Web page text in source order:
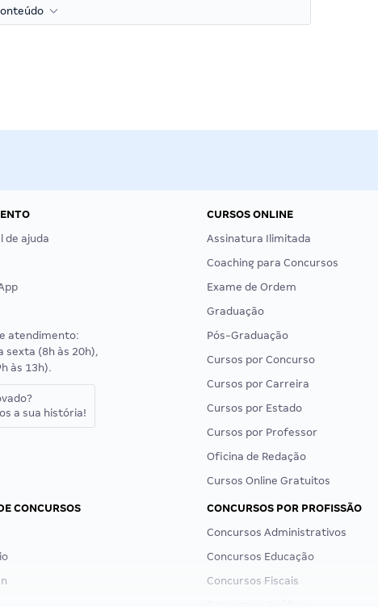
de ajuda
atendimento:
sexta (8h às 20h),
às 13h).
a sua história!
CURSOS ONLINE
Assinatura Ilimitada
Coaching para Concursos
Exame de Ordem
Graduação
Pós-Graduação
Cursos por Concurso
Cursos por Carreira
Cursos por Estado
Cursos por Professor
Oficina de Redação
Cursos Online Gratuitos
CONCURSOS
CONCURSOS POR PROFISSÃO
Concursos Administrativos
Concursos Educação
Concursos Fiscais